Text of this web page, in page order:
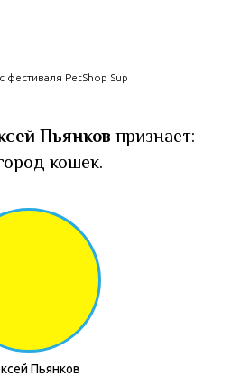
фестиваля PetShop Sup
Пьянков признает:
кошек.
Пьянков